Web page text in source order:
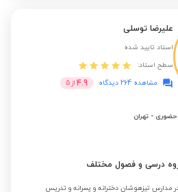
علیرضا توسلی
استاد تایید شده
سطح استاد:
مشاهده 264 دیدگاه
4.9 از 5
- تهران
در مدارس تیزهوشان دخترانه و پسرانه و تدریس